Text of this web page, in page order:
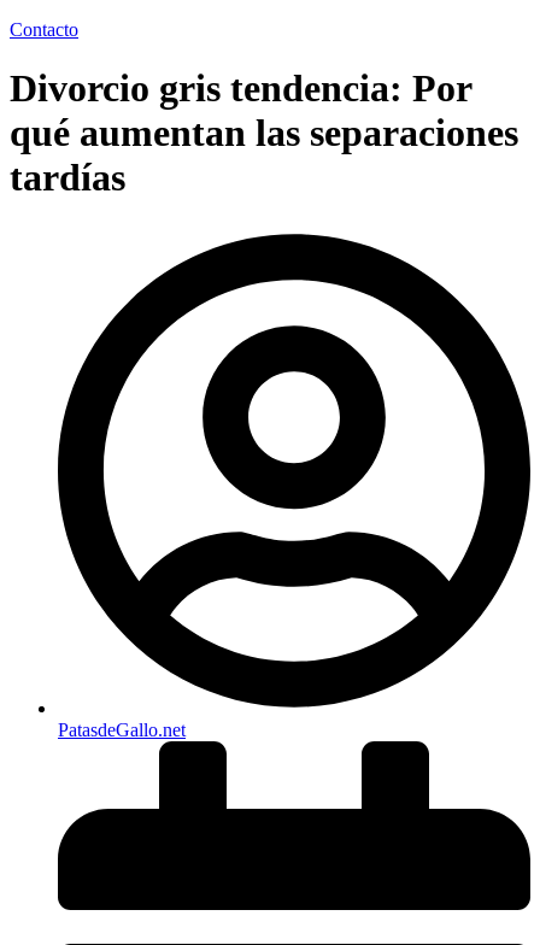
Contacto
Divorcio gris tendencia: Por
qué aumentan las separaciones
tardías
PatasdeGallo .net